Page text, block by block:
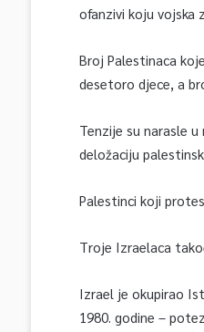
ofanzivi koju vojska
Broj Palestinaca
desetoro djece, a
Tenzije su narasle
deložaciju
Palestinci koji
Troje Izraelaca
Izrael je okupirao
1980. godine –